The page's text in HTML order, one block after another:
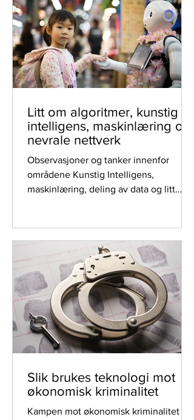
Litt om algoritmer, kunstig
intelligens, maskinlæring og
nevrale nettverk
Observasjoner og tanker innenfor
områdene Kunstig Intelligens,
maskinlæring, deling av data og litt
Slik brukes teknologi mot
økonomisk kriminalitet
Kampen mot økonomisk kriminalitet har